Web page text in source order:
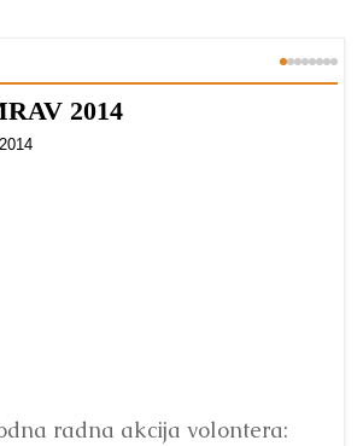
2014
radna akcija volontera: